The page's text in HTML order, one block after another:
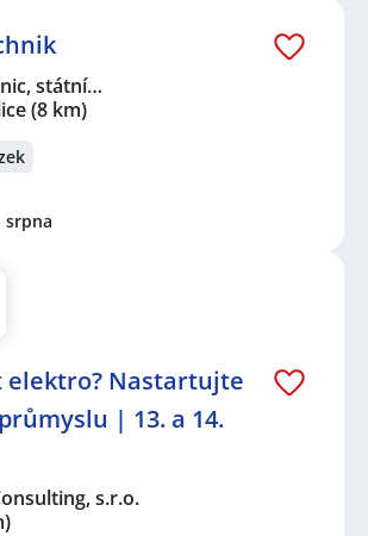
státní…
(8 km)
srpna
elektro? Nastartujte
| 13. a 14.
s.r.o.